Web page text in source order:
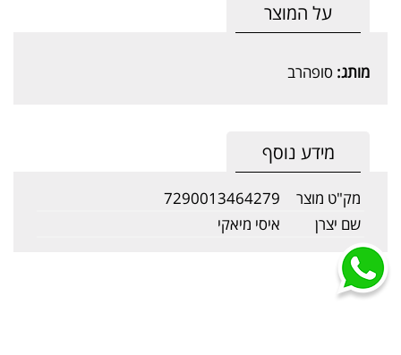
על המוצר
מותג: סופהרב
מידע נוסף
מק"ט מוצר
7290013464279
שם יצרן
איסי מיאקי